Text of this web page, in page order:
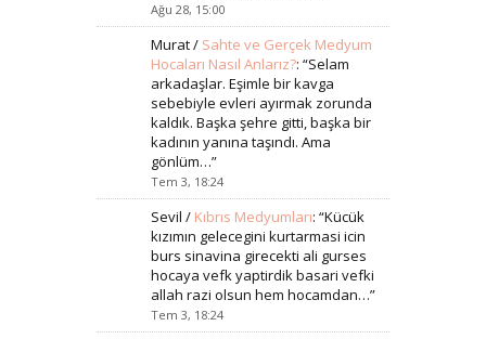
Ağu 28, 15:00
Murat/ Sahte ve Gerçek Medyum
Hocaları Nasıl Anlarız?: “Selam
arkadaşlar. Eşimle bir kavga
sebebiyle evleri ayırmak zorunda
kaldık. Başka şehre gitti, başka bir
kadının yanına taşındı. Ama
gönlüm…”
Tem 3, 18:24
Sevil / Kıbrıs Medyumları: “Kücük
kızımın gelecegini kurtarmasi icin
burs sinavina girecekti ali gurses
hocaya vefk yaptirdik basari vefki
allah razi olsun hem hocamdan…”
Tem 3, 18:24